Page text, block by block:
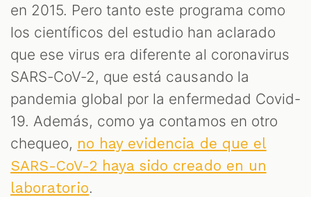
en 2015. Pero tanto este programa como
los científicos del estudio han aclarado
que ese virus era diferente al coronavirus
SARS-CoV-2, que está causando la
pandemia global por la enfermedad Covid-
19. Además, como ya contamos en otro
chequeo, no hay evidencia de que el
SARS-CoV-2 haya sido creado en un
laboratorio.